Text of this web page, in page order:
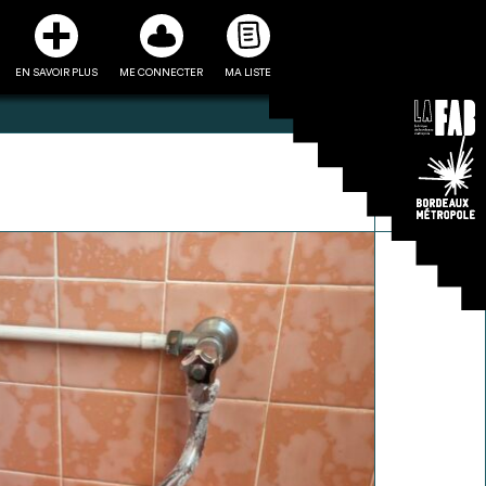
EN SAVOIR PLUS ME CONNECTER MA LISTE
et ses fiches
comme
à la conception
Être recontacté afin d’obtenir
plus de renseignements sur les
modalités et stratégies de
récupérations envisageables